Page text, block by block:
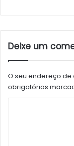
Deixe um
O seu endereço
obrigatórios